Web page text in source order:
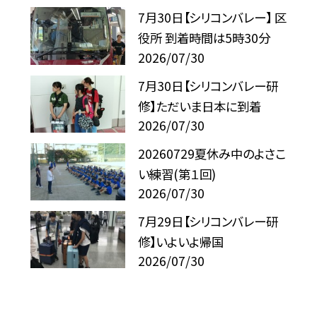
7月30日【シリコンバレー】 区
役所 到着時間は5時30分
2026/07/30
7月30日【シリコンバレー研
修】ただいま日本に到着
2026/07/30
20260729夏休み中のよさこ
い練習(第１回)
2026/07/30
7月29日【シリコンバレー研
修】いよいよ帰国
2026/07/30